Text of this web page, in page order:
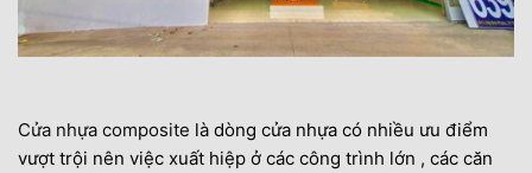
Cửa nhựa composite là dòng cửa nhựa có nhiều ưu điểm
vượt trội nên việc xuất hiệp ở các công trình lớn , các căn